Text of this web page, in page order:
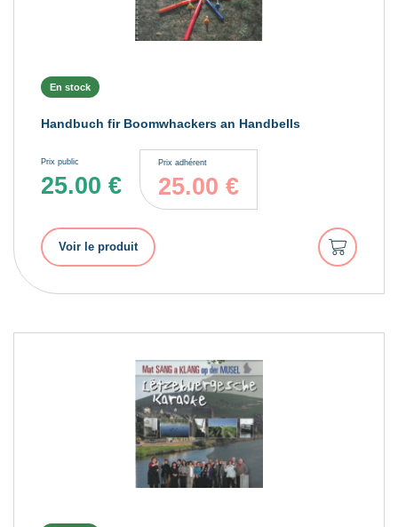
En stock
Handbuch fir Boomwhackers an Handbells
Prix public
25.00 €
Prix adhérent
25.00 €
Voir le produit
Ajouter
au
panier